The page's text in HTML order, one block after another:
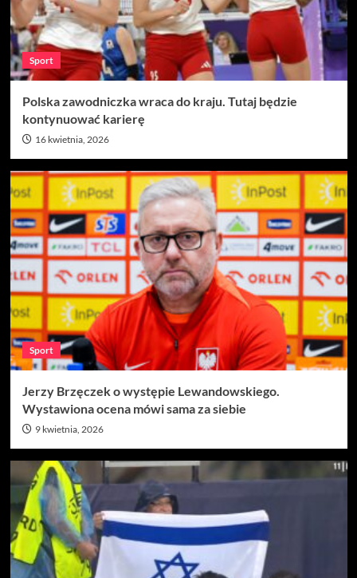
Sport
Polska zawodniczka wraca do kraju. Tutaj będzie
kontynuować karierę
16 kwietnia, 2026
Sport
Jerzy Brzęczek o występie Lewandowskiego.
Wystawiona ocena mówi sama za siebie
9 kwietnia, 2026